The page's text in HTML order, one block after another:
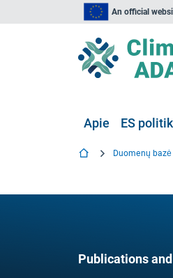
An official
Apie ES
Duomenų bazė
Publications